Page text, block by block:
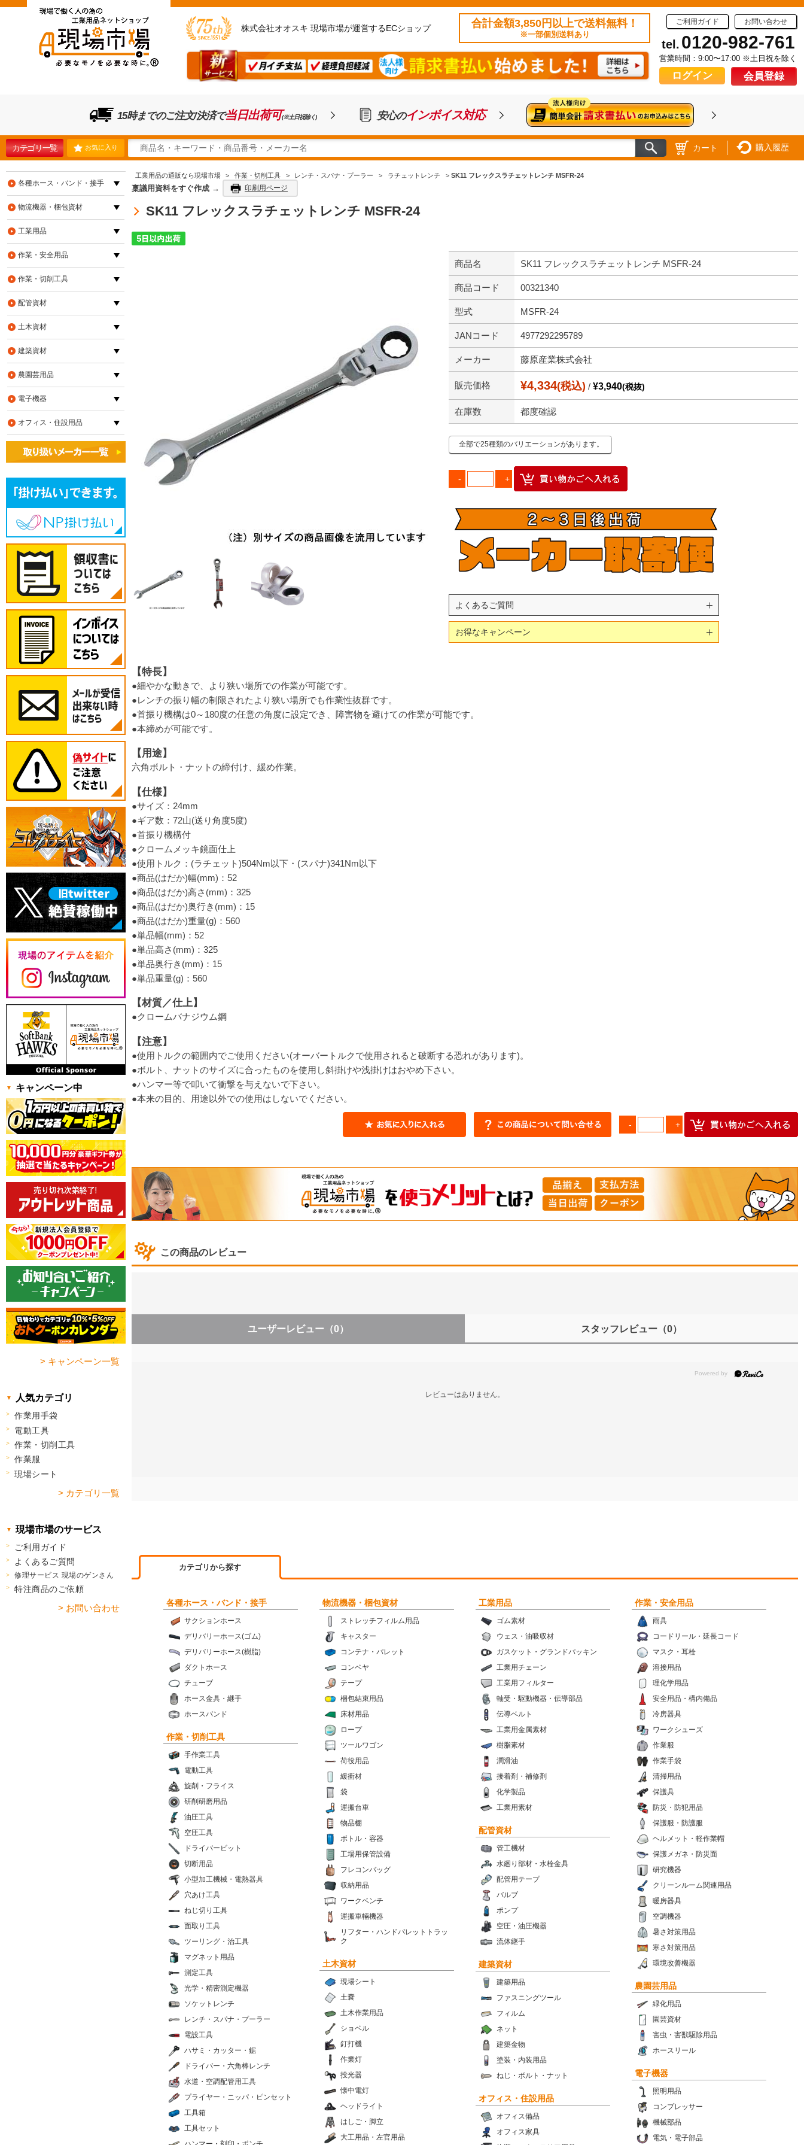
株式会社オオスキ 現場市場が運営するECショップ 合計金額3,850円以上で送料無料！
※一部個別送料あり
ご利用ガイド お問い合わせ
tel. 0120-982-761
営業時間：9:00〜17:00 ※土日祝を除く
ログイン 会員登録
15時までのご注文/決済で当日出荷可(※土日祝除く) 安心のインボイス対応
カテゴリ一覧 お気に入り カート 購入履歴
工業用品の通販なら現場市場 > 作業・切削工具 > レンチ・スパナ・プーラー > ラチェットレンチ > SK11 フレックスラチェットレンチ MSFR-24
稟議用資料をすぐ作成 → 印刷用ページ
SK11 フレックスラチェットレンチ MSFR-24
商品名 SK11 フレックスラチェットレンチ MSFR-24
商品コード 00321340
型式 MSFR-24
JANコード 4977292295789
メーカー 藤原産業株式会社
販売価格 ¥4,334(税込) / ¥3,940(税抜)
在庫数 都度確認
全部で25種類のバリエーションがあります。
よくあるご質問
お得なキャンペーン
【特長】
●細やかな動きで、より狭い場所での作業が可能です。
●レンチの振り幅の制限されたより狭い場所でも作業性抜群です。
●首振り機構は0～180度の任意の角度に設定でき、障害物を避けての作業が可能です。
●本締めが可能です。
【用途】
六角ボルト・ナットの締付け、緩め作業。
【仕様】
●サイズ：24mm
●ギア数：72山(送り角度5度)
●首振り機構付
●クロームメッキ鏡面仕上
●使用トルク：(ラチェット)504Nm以下・(スパナ)341Nm以下
●商品(はだか)幅(mm)：52
●商品(はだか)高さ(mm)：325
●商品(はだか)奥行き(mm)：15
●商品(はだか)重量(g)：560
●単品幅(mm)：52
●単品高さ(mm)：325
●単品奥行き(mm)：15
●単品重量(g)：560
【材質／仕上】
●クロームバナジウム鋼
【注意】
●使用トルクの範囲内でご使用ください(オーバートルクで使用されると破断する恐れがあります)。
●ボルト、ナットのサイズに合ったものを使用し斜掛けや浅掛けはおやめ下さい。
●ハンマー等で叩いて衝撃を与えないで下さい。
●本来の目的、用途以外での使用はしないでください。
この商品のレビュー
ユーザーレビュー （0） スタッフレビュー （0）
レビューはありません。
カテゴリから探す
各種ホース・バンド・接手
サクションホース
デリバリーホース(ゴム)
デリバリーホース(樹脂)
ダクトホース
チューブ
ホース金具・継手
ホースバンド
物流機器・梱包資材
ストレッチフィルム用品
キャスター
コンテナ・パレット
コンベヤ
テープ
梱包結束用品
床材用品
ロープ
ツールワゴン
荷役用品
緩衝材
袋
運搬台車
物品棚
ボトル・容器
工場用保管設備
フレコンバッグ
収納用品
ワークベンチ
運搬車輛機器
リフター・ハンドパレットトラッ
ク
工業用品
ゴム素材
ウェス・油吸収材
ガスケット・グランドパッキン
工業用チェーン
工業用フィルター
軸受・駆動機器・伝導部品
伝導ベルト
工業用金属素材
樹脂素材
潤滑油
接着剤・補修剤
化学製品
工業用素材
作業・安全用品
雨具
コードリール・延長コード
マスク・耳栓
溶接用品
理化学用品
安全用品・構内備品
冷房器具
ワークシューズ
作業服
作業手袋
清掃用品
保護具
防災・防犯用品
保護服・防護服
ヘルメット・軽作業帽
保護メガネ・防災面
研究機器
クリーンルーム関連用品
暖房器具
空調機器
暑さ対策用品
寒さ対策用品
環境改善機器
作業・切削工具
手作業工具
電動工具
旋削・フライス
研削研磨用品
油圧工具
空圧工具
ドライバービット
切断用品
小型加工機械・電熱器具
穴あけ工具
ねじ切り工具
面取り工具
ツーリング・治工具
マグネット用品
測定工具
光学・精密測定機器
ソケットレンチ
レンチ・スパナ・プーラー
電設工具
ハサミ・カッター・鋸
ドライバー・六角棒レンチ
水道・空調配管用工具
プライヤー・ニッパ・ピンセット
工具箱
工具セット
配管資材
管工機材
水廻り部材・水栓金具
配管用テープ
バルブ
ポンプ
空圧・油圧機器
流体継手
土木資材
現場シート
土嚢
土木作業用品
ショベル
釘打機
作業灯
投光器
懐中電灯
ヘッドライト
はしご・脚立
大工用品・左官用品
建築資材
建築用品
ファスニングツール
フィルム
ネット
建築金物
塗装・内装用品
ねじ・ボルト・ナット
農園芸用品
緑化用品
園芸資材
害虫・害獣駆除用品
ホースリール
電子機器
照明用品
コンプレッサー
機械部品
電気・電子部品
オフィス・住設用品
オフィス備品
オフィス家具
各種ホース・バンド・接手
物流機器・梱包資材
工業用品
作業・安全用品
作業・切削工具
配管資材
土木資材
建築資材
農園芸用品
電子機器
オフィス・住設用品
キャンペーン中
> キャンペーン一覧
人気カテゴリ
作業用手袋
電動工具
作業・切削工具
作業服
現場シート
> カテゴリ一覧
現場市場のサービス
ご利用ガイド
よくあるご質問
修理サービス 現場のゲンさん
特注商品のご依頼
> お問い合わせ